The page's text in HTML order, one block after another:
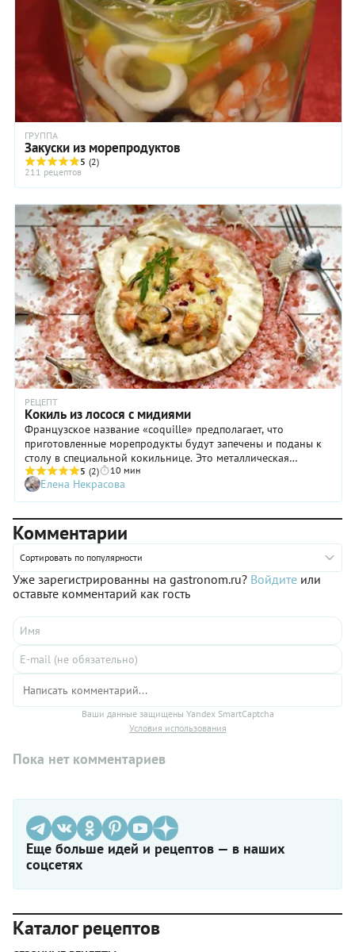
ГРУППА
Закуски из морепродуктов
5 (2)
211 рецептов
РЕЦЕПТ
Кокиль из лосося с мидиями
Французское название «coquille» предполагает, что
приготовленные морепродукты будут запечены и поданы к
столу в специальной кокильнице. Это металлическая
формочка в форме раковины. Вы можете запекать в
формочках для жюльена, рамекинах или прямо на ракушке
гребешка. Кокиль может быть из морепродуктов, смеси
морепродуктов с кусочками рыбы или просто рыбный. У
меня смесь из кусочков лосося (остались после разделки на
филе) и мидий. Это быстро и вкусно! Я пишу раскладку на 2
порции, у меня на фото ингредиенты на 4 порции.
5 (2) 10 мин
Елена Некрасова
Комментарии
Сортировать по популярности
Уже зарегистрированны на gastronom.ru? Войдите или
оставьте комментарий как гость
Ваши данные защищены Yandex SmartCaptcha
Условия использования
Пока нет комментариев
Еще больше идей и рецептов — в наших
соцсетях
Каталог рецептов